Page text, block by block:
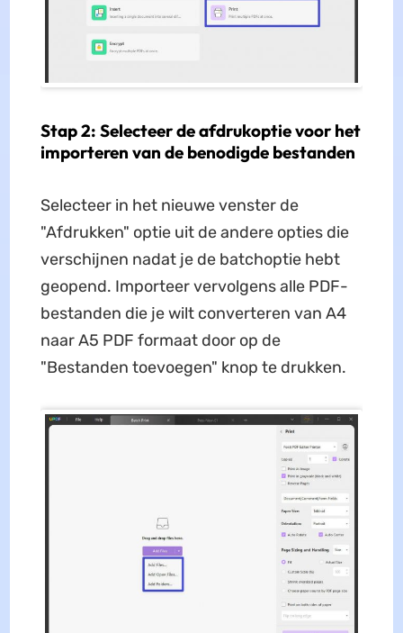
Stap 2: Selecteer de afdrukoptie voor het
importeren van de benodigde bestanden
Selecteer in het nieuwe venster de
"Afdrukken" optie uit de andere opties die
verschijnen nadat je de batchoptie hebt
geopend. Importeer vervolgens alle PDF-
bestanden die je wilt converteren van A4
naar A5 PDF formaat door op de
"Bestanden toevoegen" knop te drukken.